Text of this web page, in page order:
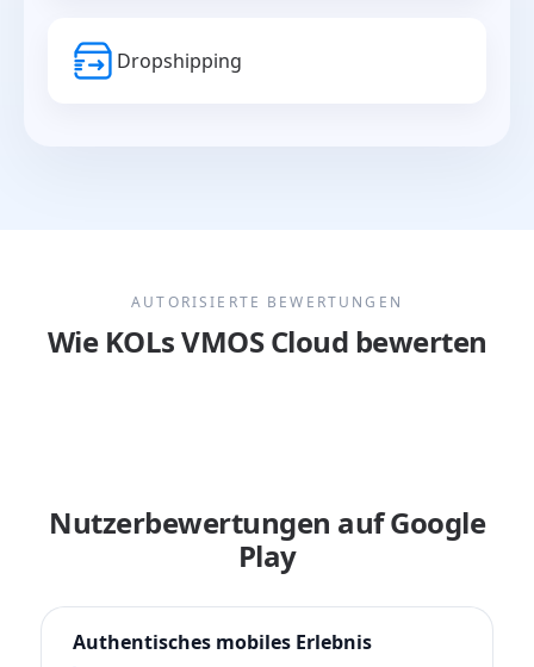
Dropshipping
AUTORISIERTE BEWERTUNGEN
Wie KOLs VMOS Cloud bewerten
Nutzerbewertungen auf Google
Play
Authentisches mobiles Erlebnis